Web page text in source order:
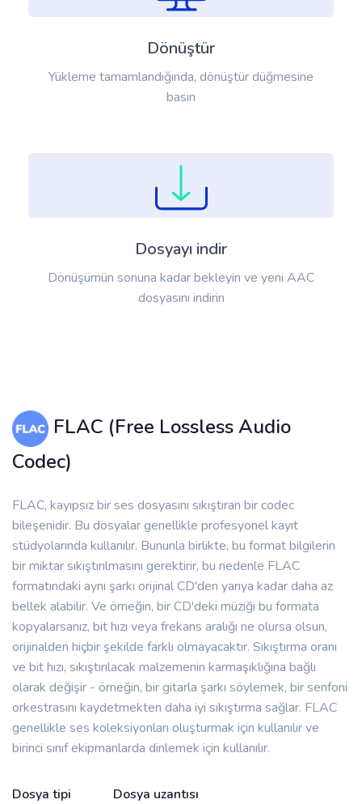
Dönüştür
Yükleme tamamlandığında, dönüştür düğmesine
basın
Dosyayı indir
Dönüşümün sonuna kadar bekleyin ve yeni AAC
dosyasını indirin
FLAC (Free Lossless Audio
Codec)
FLAC, kayıpsız bir ses dosyasını sıkıştıran bir codec
bileşenidir. Bu dosyalar genellikle profesyonel kayıt
stüdyolarında kullanılır. Bununla birlikte, bu format bilgilerin
bir miktar sıkıştırılmasını gerektirir, bu nedenle FLAC
formatındaki aynı şarkı orijinal CD'den yarıya kadar daha az
bellek alabilir. Ve örneğin, bir CD'deki müziği bu formata
kopyalarsanız, bit hızı veya frekans aralığı ne olursa olsun,
orijinalden hiçbir şekilde farklı olmayacaktır. Sıkıştırma oranı
ve bit hızı, sıkıştırılacak malzemenin karmaşıklığına bağlı
olarak değişir - örneğin, bir gitarla şarkı söylemek, bir senfoni
orkestrasını kaydetmekten daha iyi sıkıştırma sağlar. FLAC
genellikle ses koleksiyonları oluşturmak için kullanılır ve
birinci sınıf ekipmanlarda dinlemek için kullanılır.
Dosya tipi
Dosya uzantısı